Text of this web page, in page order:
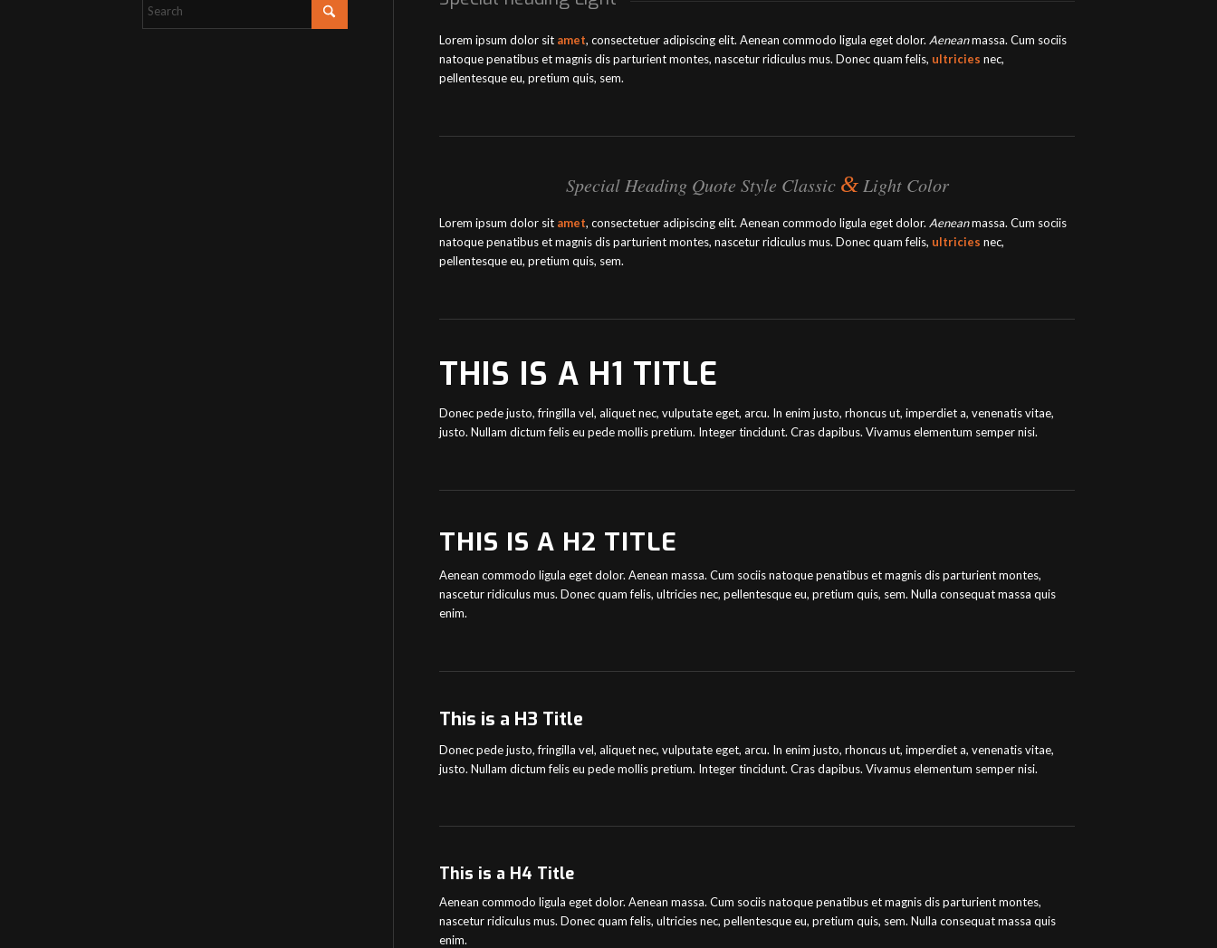
Lorem ipsum dolor sit amet, consectetuer adipiscing elit. Aenean commodo ligula eget dolor.Aeneanmassa. Cum sociis
natoque penatibus et magnis dis parturient montes, nascetur ridiculus mus. Donec quam felis, ultricies nec,
pellentesque eu, pretium quis, sem.
Special Heading Quote Style Classic &Light Color
Lorem ipsum dolor sit amet, consectetuer adipiscing elit. Aenean commodo ligula eget dolor.Aeneanmassa. Cum sociis
natoque penatibus et magnis dis parturient montes, nascetur ridiculus mus. Donec quam felis, ultricies nec,
pellentesque eu, pretium quis, sem.
THIS IS A H1 TITLE
Donec pede justo, fringilla vel, aliquet nec, vulputate eget, arcu. In enim justo, rhoncus ut, imperdiet a, venenatis vitae,
justo. Nullam dictum felis eu pede mollis pretium. Integer tincidunt. Cras dapibus. Vivamus elementum semper nisi.
THIS IS A H2 TITLE
Aenean commodo ligula eget dolor. Aenean massa. Cum sociis natoque penatibus et magnis dis parturient montes,
nascetur ridiculus mus. Donec quam felis, ultricies nec, pellentesque eu, pretium quis, sem. Nulla consequat massa quis
enim.
This is a H3 Title
Donec pede justo, fringilla vel, aliquet nec, vulputate eget, arcu. In enim justo, rhoncus ut, imperdiet a, venenatis vitae,
justo. Nullam dictum felis eu pede mollis pretium. Integer tincidunt. Cras dapibus. Vivamus elementum semper nisi.
This is a H4 Title
Aenean commodo ligula eget dolor. Aenean massa. Cum sociis natoque penatibus et magnis dis parturient montes,
nascetur ridiculus mus. Donec quam felis, ultricies nec, pellentesque eu, pretium quis, sem. Nulla consequat massa quis
enim.